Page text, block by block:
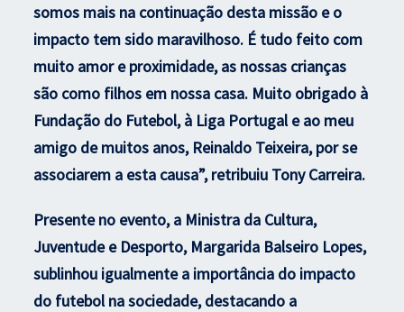
somos mais na continuação desta missão e o
impacto tem sido maravilhoso. É tudo feito com
muito amor e proximidade, as nossas crianças
são como filhos em nossa casa. Muito obrigado à
Fundação do Futebol, à Liga Portugal e ao meu
amigo de muitos anos, Reinaldo Teixeira, por se
associarem a esta causa”, retribuiu Tony Carreira.
Presente no evento, a Ministra da Cultura,
Juventude e Desporto, Margarida Balseiro Lopes,
sublinhou igualmente a importância do impacto
do futebol na sociedade, destacando a